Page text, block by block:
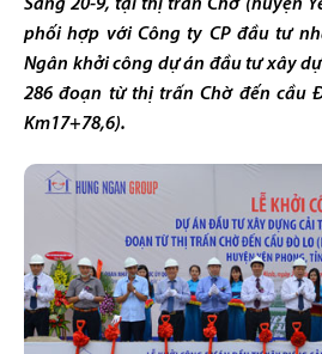
Sáng 20-9, tại thị trấn Chờ (huyện
phối hợp với Công ty CP đầu tư
Ngân khởi công dự án đầu tư xây
286 đoạn từ thị trấn Chờ đến cầu
Km17+78,6).